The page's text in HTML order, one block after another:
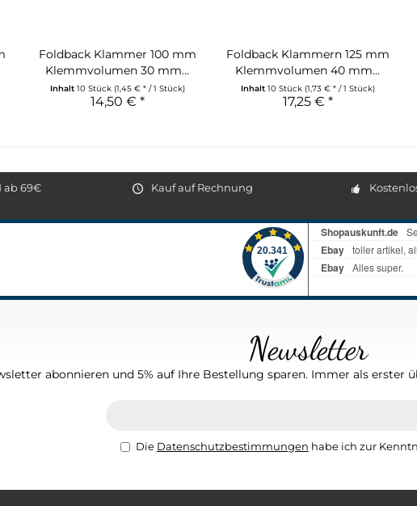
Foldback Klammer 100 mm
Klemmvolumen 30 mm...
Inhalt 10 Stück (1,45 € * / 1 Stück)
14,50 € *
Foldback Klammern 125 mm
Klemmvolumen 40 mm...
Inhalt 10 Stück (1,73 € * / 1 Stück)
17,25 € *
ab 69€ Kauf auf Rechnung
Newsletter
abonnieren und 5% auf Ihre Bestellung sparen. Immer als
Die Datenschutzbestimmungen habe ich zur